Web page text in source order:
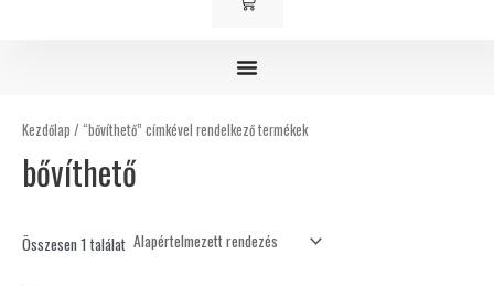
Kezdőlap / “bővíthető” címkével rendelkező termékek
bővíthető
Összesen 1 találat